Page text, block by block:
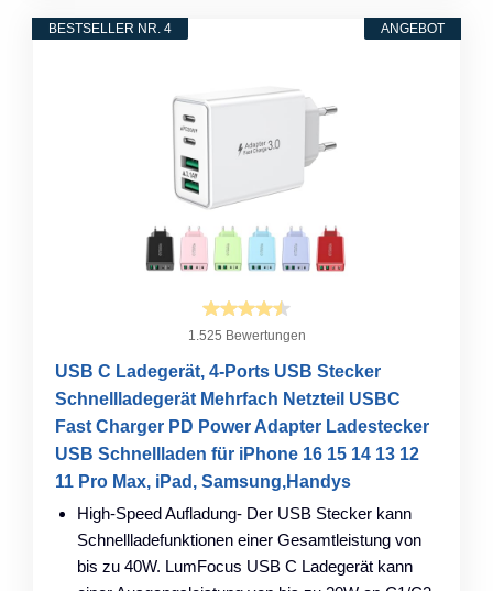
ANGEBOT
BESTSELLER NR. 4
1.525 Bewertungen
USB C Ladegerät, 4-Ports USB Stecker
Schnellladegerät Mehrfach Netzteil USBC
Fast Charger PD Power Adapter Ladestecker
USB Schnellladen für iPhone 16 15 14 13 12
11 Pro Max, iPad, Samsung,Handys
High-Speed Aufladung- Der USB Stecker kann
Schnellladefunktionen einer Gesamtleistung von
bis zu 40W. LumFocus USB C Ladegerät kann